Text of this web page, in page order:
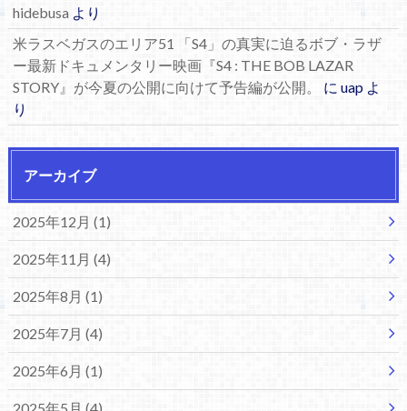
hidebusaより
米ラスベガスのエリア51 「S4」の真実に迫るボブ・ラザ
ー最新ドキュメンタリー映画『S4 : THE BOB LAZAR
STORY』が今夏の公開に向けて予告編が公開。
に uapよ
り
アーカイブ
2025年12月 (1)
2025年11月 (4)
2025年8月 (1)
2025年7月 (4)
2025年6月 (1)